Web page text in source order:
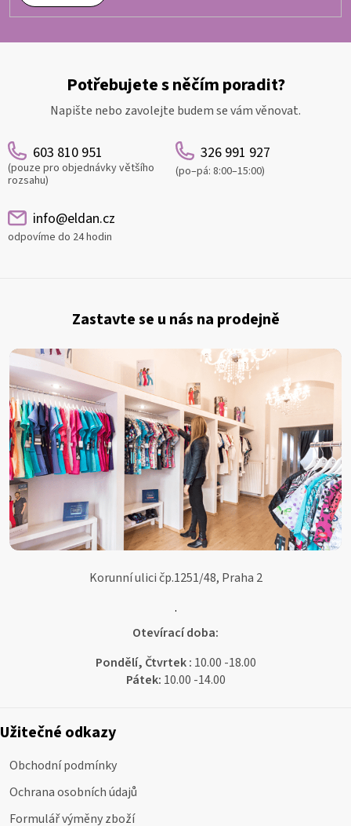
Potřebujete s něčím poradit?
Napište nebo zavolejte budem se vám věnovat.
603 810 951
(pouze pro objednávky většího
rozsahu)
326 991 927
(po–pá: 8:00–15:00)
info@eldan.cz
odpovíme do 24 hodin
Zastavte se u nás na prodejně
Korunní ulici čp.1251/48, Praha 2
.
Otevírací doba:
Pondělí, Čtvrtek : 10.00 -18.00
Pátek: 10.00 -14.00
Užitečné odkazy
Obchodní podmínky
Ochrana osobních údajů
Formulář výměny zboží